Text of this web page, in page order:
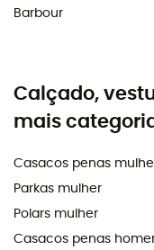
Barbour
Calçado,
mais
Casacos penas
Parkas mulher
Polars mulher
Casacos penas